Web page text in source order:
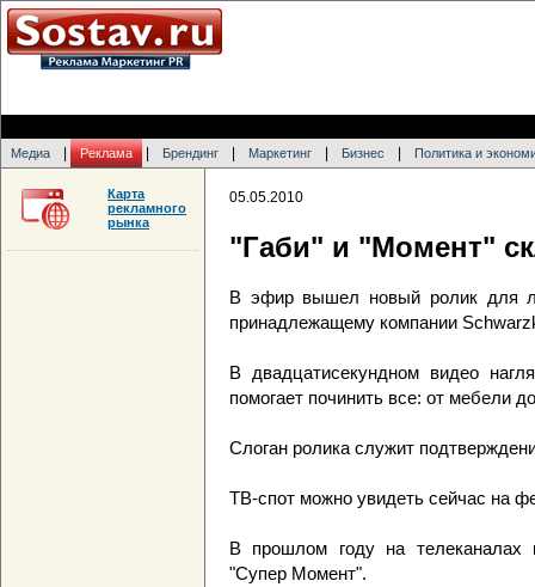
Медиа Реклама Брендинг Маркетинг Бизнес Политика и
05.05.2010
"Габи" и "Момент"
В эфир вышел новый ролик для
принадлежащему компании
В двадцатисекундном видео
помогает починить все: от мебели
Слоган ролика служит
ТВ-спот можно увидеть сейчас на
В прошлом году на
"Супер Момент".
Карта
рекламного
рынка